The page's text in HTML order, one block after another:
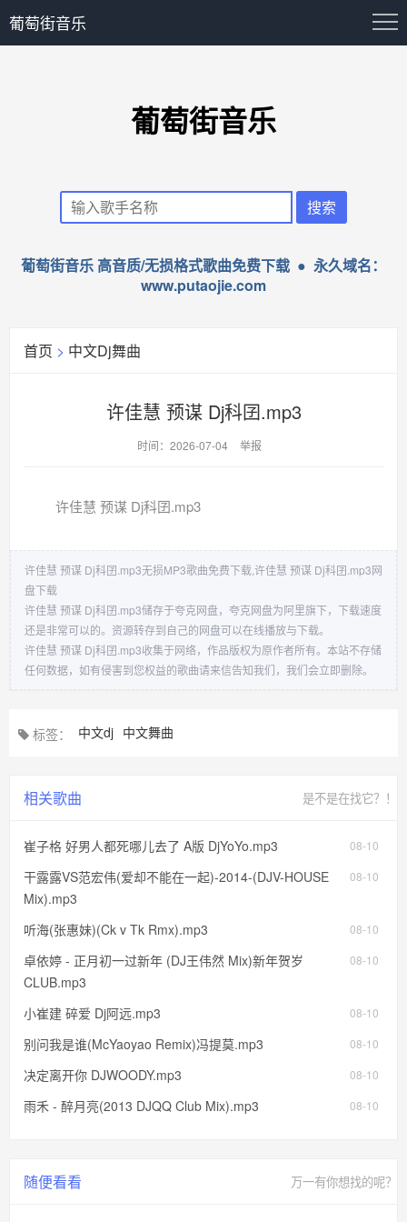
葡萄街音乐
葡萄街音乐
葡萄街音乐 高音质/无损格式歌曲免费下载 ● 永久域名：
www.putaojie.com
首页 > 中文Dj舞曲
许佳慧 预谋 Dj科囝.mp3
时间：2026-07-04 举报
许佳慧 预谋 Dj科囝.mp3
许佳慧 预谋 Dj科囝.mp3无损MP3歌曲免费下载,许佳慧 预谋 Dj科囝.mp3网
盘下载
许佳慧 预谋 Dj科囝.mp3储存于夸克网盘，夸克网盘为阿里旗下，下载速度
还是非常可以的。资源转存到自己的网盘可以在线播放与下载。
许佳慧 预谋 Dj科囝.mp3收集于网络，作品版权为原作者所有。本站不存储
任何数据，如有侵害到您权益的歌曲请来信告知我们，我们会立即删除。
标签： 中文dj 中文舞曲
相关歌曲 是不是在找它？！
08-10
崔子格 好男人都死哪儿去了 A版 DjYoYo.mp3
08-10
干露露VS范宏伟(爱却不能在一起)-2014-(DJV-HOUSE
Mix).mp3
08-10
听海(张惠妹)(Ck v Tk Rmx).mp3
08-10
卓依婷 - 正月初一过新年 (DJ王伟然 Mix)新年贺岁
CLUB.mp3
08-10
小崔建 碎爱 Dj阿远.mp3
08-10
别问我是谁(McYaoyao Remix)冯提莫.mp3
08-10
决定离开你 DJWOODY.mp3
08-10
雨禾 - 醉月亮(2013 DJQQ Club Mix).mp3
随便看看 万一有你想找的呢？